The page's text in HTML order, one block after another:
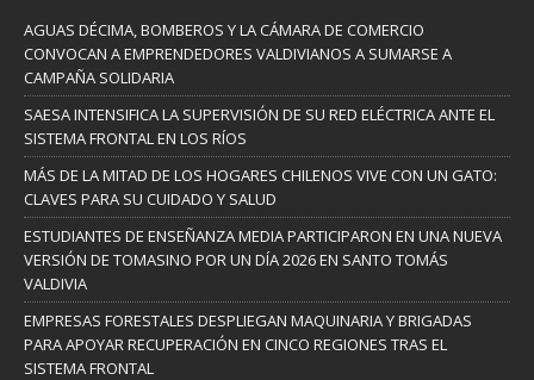
AGUAS DÉCIMA, BOMBEROS Y LA CÁMARA DE COMERCIO
CONVOCAN A EMPRENDEDORES VALDIVIANOS A SUMARSE A
CAMPAÑA SOLIDARIA
SAESA INTENSIFICA LA SUPERVISIÓN DE SU RED ELÉCTRICA ANTE EL
SISTEMA FRONTAL EN LOS RÍOS
MÁS DE LA MITAD DE LOS HOGARES CHILENOS VIVE CON UN GATO:
CLAVES PARA SU CUIDADO Y SALUD
ESTUDIANTES DE ENSEÑANZA MEDIA PARTICIPARON EN UNA NUEVA
VERSIÓN DE TOMASINO POR UN DÍA 2026 EN SANTO TOMÁS
VALDIVIA
EMPRESAS FORESTALES DESPLIEGAN MAQUINARIA Y BRIGADAS
PARA APOYAR RECUPERACIÓN EN CINCO REGIONES TRAS EL
SISTEMA FRONTAL